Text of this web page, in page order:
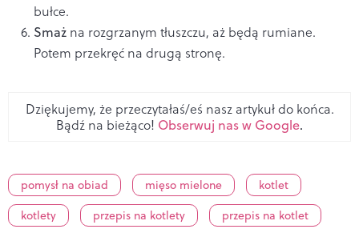
bułce.
Smaż na rozgrzanym tłuszczu, aż będą rumiane.
Potem przekręć na drugą stronę.
Dziękujemy, że przeczytałaś/eś nasz artykuł do końca.
Bądź na bieżąco! Obserwuj nas w Google.
pomysł na obiad mięso mielone
kotlet
kotlety
przepis na kotlety przepis na kotlet